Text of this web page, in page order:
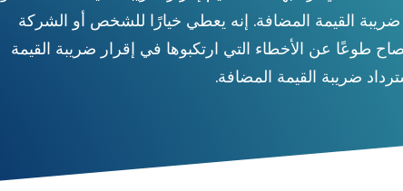
القيمة المضافة. إنه يعطي خيارًا للشخص أو الشركة
طوعًا عن الأخطاء التي ارتكبوها في إقرار ضريبة القيمة
ضريبة القيمة المضافة.